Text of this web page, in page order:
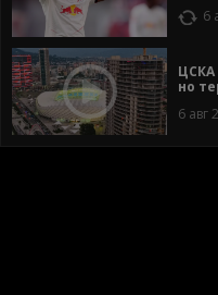
6
ЦСКА
но
6 авг